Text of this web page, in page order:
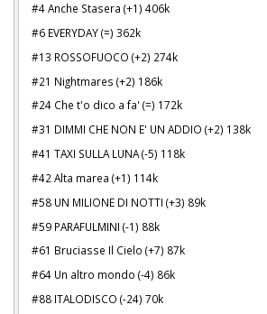
#4 Anche Stasera (+1) 406k
#6 EVERYDAY (=) 362k
#13 ROSSOFUOCO (+2) 274k
#21 Nightmares (+2) 186k
#24 Che t'o dico a fa' (=) 172k
#31 DIMMI CHE NON E' UN ADDIO (+2) 138k
#41 TAXI SULLA LUNA (-5) 118k
#42 Alta marea (+1) 114k
#58 UN MILIONE DI NOTTI (+3) 89k
#59 PARAFULMINI (-1) 88k
#61 Bruciasse Il Cielo (+7) 87k
#64 Un altro mondo (-4) 86k
#88 ITALODISCO (-24) 70k